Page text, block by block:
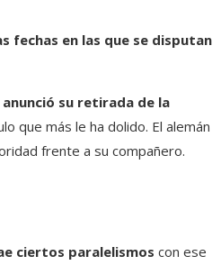
fechas en las que se disputan
anunció su retirada de la
que más le ha dolido. El alemán
frente a su compañero.
ciertos paralelismos con ese